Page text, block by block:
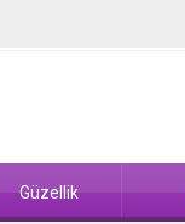
Güzellik